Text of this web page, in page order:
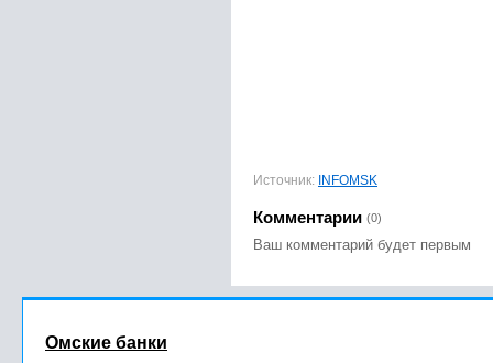
Источник: INFOMSK
Комментарии (0)
Ваш комментарий будет первым
Омские банки